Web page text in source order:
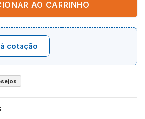
AO CARRINHO
cotação